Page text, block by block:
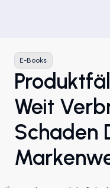
E-Books
Weit
Schaden